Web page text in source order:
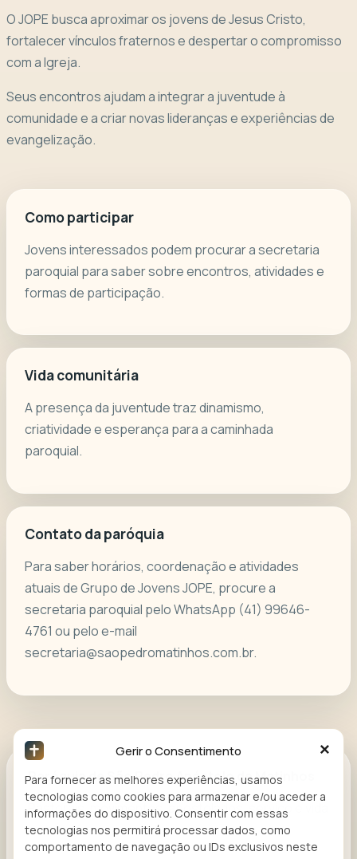
O JOPE busca aproximar os jovens de Jesus Cristo,
fortalecer vínculos fraternos e despertar o compromisso
com a Igreja.
Seus encontros ajudam a integrar a juventude à
comunidade e a criar novas lideranças e experiências de
evangelização.
Como participar
Jovens interessados podem procurar a secretaria
paroquial para saber sobre encontros, atividades e
formas de participação.
Vida comunitária
A presença da juventude traz dinamismo,
criatividade e esperança para a caminhada
paroquial.
Contato da paróquia
Para saber horários, coordenação e atividades
atuais de Grupo de Jovens JOPE, procure a
secretaria paroquial pelo WhatsApp (41) 99646-
4761 ou pelo e-mail
secretaria@saopedromatinhos.com.br.
Paróquia de São Pedro Apóstolo de Matinhos
Pastorais, movimentos, apostolados, serviço e vida
comunitária.
Gerir o Consentimento ×
Para fornecer as melhores experiências, usamos
tecnologias como cookies para armazenar e/ou aceder a
informações do dispositivo. Consentir com essas
tecnologias nos permitirá processar dados, como
comportamento de navegação ou IDs exclusivos neste